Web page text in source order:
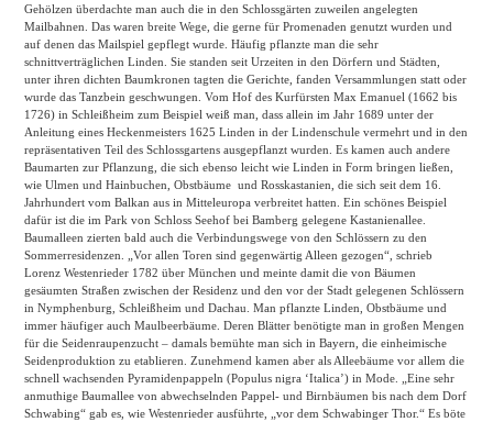
Gehölzen überdachte man auch die in den Schlossgärten zuweilen angelegten
Mailbahnen. Das waren breite Wege, die gerne für Promenaden genutzt wurden und
auf denen das Mailspiel gepflegt wurde. Häufig pflanzte man die sehr
schnittverträglichen Linden. Sie standen seit Urzeiten in den Dörfern und Städten,
unter ihren dichten Baumkronen tagten die Gerichte, fanden Versammlungen statt oder
wurde das Tanzbein geschwungen. Vom Hof des Kurfürsten Max Emanuel (1662 bis
1726) in Schleißheim zum Beispiel weiß man, dass allein im Jahr 1689 unter der
Anleitung eines Heckenmeisters 1625 Linden in der Lindenschule vermehrt und in den
repräsentativen Teil des Schlossgartens ausgepflanzt wurden. Es kamen auch andere
Baumarten zur Pflanzung, die sich ebenso leicht wie Linden in Form bringen ließen,
wie Ulmen und Hainbuchen, Obstbäume und Rosskastanien, die sich seit dem 16.
Jahrhundert vom Balkan aus in Mitteleuropa verbreitet hatten. Ein schönes Beispiel
dafür ist die im Park von Schloss Seehof bei Bamberg gelegene Kastanienallee.
Baumalleen zierten bald auch die Verbindungswege von den Schlössern zu den
Sommerresidenzen. „Vor allen Toren sind gegenwärtig Alleen gezogen“, schrieb
Lorenz Westenrieder 1782 über München und meinte damit die von Bäumen
gesäumten Straßen zwischen der Residenz und den vor der Stadt gelegenen Schlössern
in Nymphenburg, Schleißheim und Dachau. Man pflanzte Linden, Obstbäume und
immer häufiger auch Maulbeerbäume. Deren Blätter benötigte man in großen Mengen
für die Seidenraupenzucht – damals bemühte man sich in Bayern, die einheimische
Seidenproduktion zu etablieren. Zunehmend kamen aber als Alleebäume vor allem die
schnell wachsenden Pyramidenpappeln (Populus nigra ‘Italica’) in Mode. „Eine sehr
anmuthige Baumallee von abwechselnden Pappel- und Birnbäumen bis nach dem Dorf
Schwabing“ gab es, wie Westenrieder ausführte, „vor dem Schwabinger Thor.“ Es böte